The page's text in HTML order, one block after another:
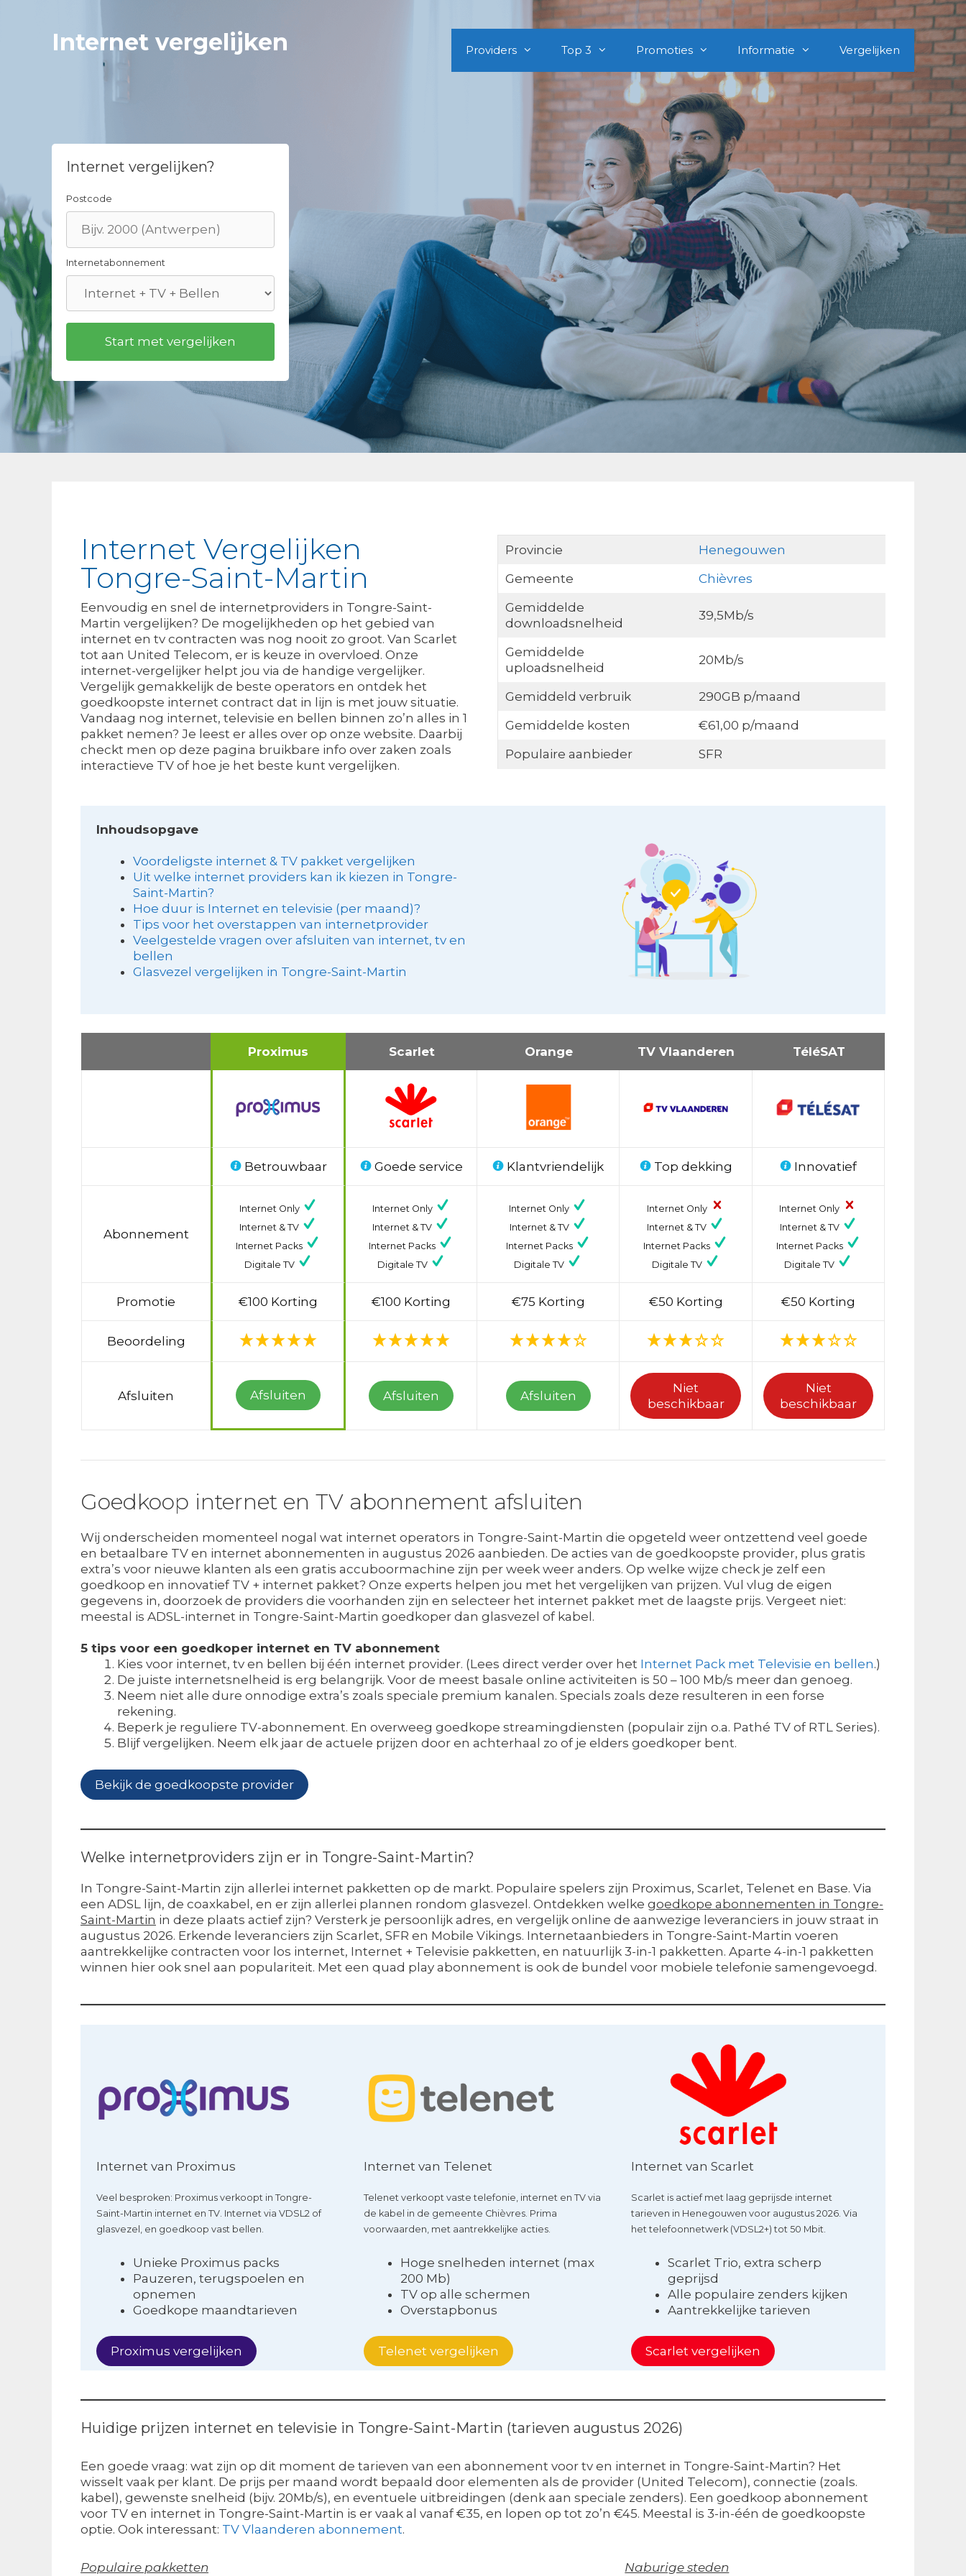
Internet vergelijken Providers Top 3 Promoties Informatie Vergelijken
Internet vergelijken?
Postcode
Internetabonnement
Internet Vergelijken
Tongre-Saint-Martin
Eenvoudig en snel de internetproviders in Tongre-Saint-
Martin vergelijken? De mogelijkheden op het gebied van
internet en tv contracten was nog nooit zo groot. Van Scarlet
tot aan United Telecom, er is keuze in overvloed. Onze
internet-vergelijker helpt jou via de handige vergelijker.
Vergelijk gemakkelijk de beste operators en ontdek het
goedkoopste internet contract dat in lijn is met jouw situatie.
Vandaag nog internet, televisie en bellen binnen zo’n alles in 1
pakket nemen? Je leest er alles over op onze website. Daarbij
checkt men op deze pagina bruikbare info over zaken zoals
interactieve TV of hoe je het beste kunt vergelijken.
Provincie
Henegouwen
Gemeente
Chièvres
Gemiddelde
downloadsnelheid
39,5Mb/s
Gemiddelde
uploadsnelheid
20Mb/s
Gemiddeld verbruik
290GB p/maand
Gemiddelde kosten
€61,00 p/maand
Populaire aanbieder
SFR
Inhoudsopgave
Voordeligste internet & TV pakket vergelijken
Uit welke internet providers kan ik kiezen in Tongre-
Saint-Martin?
Hoe duur is Internet en televisie (per maand)?
Tips voor het overstappen van internetprovider
Veelgestelde vragen over afsluiten van internet, tv en
bellen
Glasvezel vergelijken in Tongre-Saint-Martin
Proximus Scarlet Orange TV Vlaanderen TéléSAT
Betrouwbaar Goede service Klantvriendelijk Top dekking Innovatief
Abonnement
Internet Only
Internet & TV
Internet Packs
Digitale TV
Internet Only
Internet & TV
Internet Packs
Digitale TV
Internet Only
Internet & TV
Internet Packs
Digitale TV
Internet Only
Internet & TV
Internet Packs
Digitale TV
Internet Only
Internet & TV
Internet Packs
Digitale TV
Promotie €100 Korting €100 Korting €75 Korting €50 Korting €50 Korting
Beoordeling
Afsluiten Afsluiten Afsluiten Afsluiten
Niet
beschikbaar
Niet
beschikbaar
Goedkoop internet en TV abonnement afsluiten
Wij onderscheiden momenteel nogal wat internet operators in Tongre-Saint-Martin die opgeteld weer ontzettend veel goede
en betaalbare TV en internet abonnementen in augustus 2026 aanbieden. De acties van de goedkoopste provider, plus gratis
extra’s voor nieuwe klanten als een gratis accuboormachine zijn per week weer anders. Op welke wijze check je zelf een
goedkoop en innovatief TV + internet pakket? Onze experts helpen jou met het vergelijken van prijzen. Vul vlug de eigen
gegevens in, doorzoek de providers die voorhanden zijn en selecteer het internet pakket met de laagste prijs. Vergeet niet:
meestal is ADSL-internet in Tongre-Saint-Martin goedkoper dan glasvezel of kabel.
5 tips voor een goedkoper internet en TV abonnement
Kies voor internet, tv en bellen bij één internet provider. (Lees direct verder over het Internet Pack met Televisie en bellen.)
De juiste internetsnelheid is erg belangrijk. Voor de meest basale online activiteiten is 50 – 100 Mb/s meer dan genoeg.
Neem niet alle dure onnodige extra’s zoals speciale premium kanalen. Specials zoals deze resulteren in een forse
rekening.
Beperk je reguliere TV-abonnement. En overweeg goedkope streamingdiensten (populair zijn o.a. Pathé TV of RTL Series).
Blijf vergelijken. Neem elk jaar de actuele prijzen door en achterhaal zo of je elders goedkoper bent.
Bekijk de goedkoopste provider
Welke internetproviders zijn er in Tongre-Saint-Martin?
In Tongre-Saint-Martin zijn allerlei internet pakketten op de markt. Populaire spelers zijn Proximus, Scarlet, Telenet en Base. Via
een ADSL lijn, de coaxkabel, en er zijn allerlei plannen rondom glasvezel. Ontdekken welke goedkope abonnementen in Tongre-
Saint-Martin in deze plaats actief zijn? Versterk je persoonlijk adres, en vergelijk online de aanwezige leveranciers in jouw straat in
augustus 2026. Erkende leveranciers zijn Scarlet, SFR en Mobile Vikings. Internetaanbieders in Tongre-Saint-Martin voeren
aantrekkelijke contracten voor los internet, Internet + Televisie pakketten, en natuurlijk 3-in-1 pakketten. Aparte 4-in-1 pakketten
winnen hier ook snel aan populariteit. Met een quad play abonnement is ook de bundel voor mobiele telefonie samengevoegd.
Internet van Proximus
Veel besproken: Proximus verkoopt in Tongre-
Saint-Martin internet en TV. Internet via VDSL2 of
glasvezel, en goedkoop vast bellen.
Unieke Proximus packs
Pauzeren, terugspoelen en
opnemen
Goedkope maandtarieven
Proximus vergelijken
Internet van Telenet
Telenet verkoopt vaste telefonie, internet en TV via
de kabel in de gemeente Chièvres. Prima
voorwaarden, met aantrekkelijke acties.
Hoge snelheden internet (max
200 Mb)
TV op alle schermen
Overstapbonus
Telenet vergelijken
Internet van Scarlet
Scarlet is actief met laag geprijsde internet
tarieven in Henegouwen voor augustus 2026. Via
het telefoonnetwerk (VDSL2+) tot 50 Mbit.
Scarlet Trio, extra scherp
geprijsd
Alle populaire zenders kijken
Aantrekkelijke tarieven
Scarlet vergelijken
Huidige prijzen internet en televisie in Tongre-Saint-Martin (tarieven augustus 2026)
Een goede vraag: wat zijn op dit moment de tarieven van een abonnement voor tv en internet in Tongre-Saint-Martin? Het
wisselt vaak per klant. De prijs per maand wordt bepaald door elementen als de provider (United Telecom), connectie (zoals.
kabel), gewenste snelheid (bijv. 20Mb/s), en eventuele uitbreidingen (denk aan speciale zenders). Een goedkoop abonnement
voor TV en internet in Tongre-Saint-Martin is er vaak al vanaf €35, en lopen op tot zo’n €45. Meestal is 3-in-één de goedkoopste
optie. Ook interessant: TV Vlaanderen abonnement.
Populaire pakketten
Naburige steden